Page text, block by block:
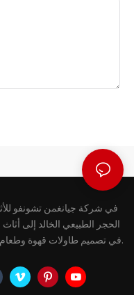
الحجر الطبيعي الخالد إلى
في تصميم طاولات قهوة وطعام وكونسول فريدة تجمع بين العملية والجمال.